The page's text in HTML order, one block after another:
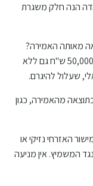
הנה חלק משגרת
מאותה האמירה?
החוק אמנם הסמיך את בית המשפט לפסוק עד 50,000 ש"ח גם ללא
שעלול להיגרם.
מהאמירה, כגון
האזרחי נזיקי או
המשמיץ. אין מניעה